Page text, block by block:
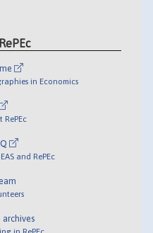
in Economics
RePEc
and RePEc
in RePEc